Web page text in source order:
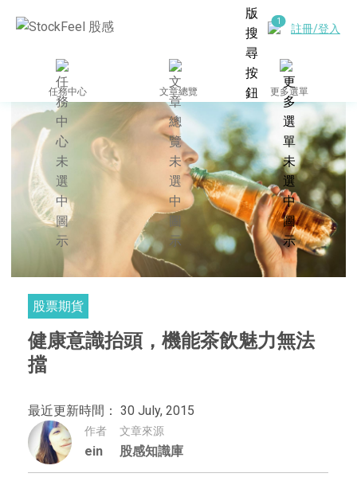
註冊/登入
任務中心 文章總覽 更多選單
股票期貨
健康意識抬頭，機能茶飲魅力無法
擋
最近更新時間： 30 July, 2015
作者
ein
文章來源
股感知識庫